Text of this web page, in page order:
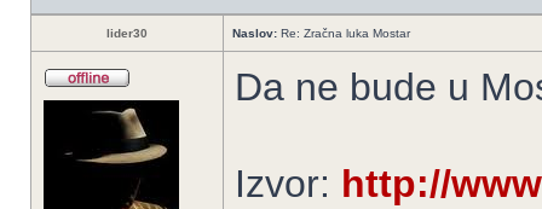
lider30 Naslov: Re: Zračna luka Mostar
Da ne bude u
Izvor: http://